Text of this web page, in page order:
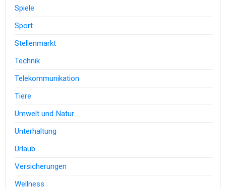
Spiele
Sport
Stellenmarkt
Technik
Telekommunikation
Tiere
Umwelt und Natur
Unterhaltung
Urlaub
Versicherungen
Wellness